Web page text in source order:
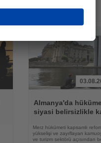
Oku
Almanya'da
siyasi belirsizlikle
Merz hükümeti kapsamlı
yükselişi ve zayıflayan
ve turizm sektörü açısından